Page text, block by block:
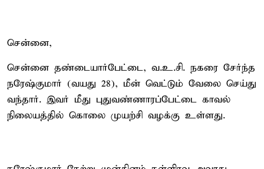
சென்னை,
சென்னை தண்டையார்பேட்டை, வ.உ.சி. நகரை சேர்ந்த
நரேஷ்குமார் (வயது 28), மீன் வெட்டும் வேலை செய்து
வந்தார். இவர் மீது புதுவண்ணாரப்பேட்டை காவல்
நிலையத்தில் கொலை முயற்சி வழக்கு உள்ளது.